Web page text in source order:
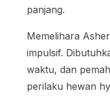
panjang.
Memelihara
impulsif.
waktu, dan
perilaku hewan